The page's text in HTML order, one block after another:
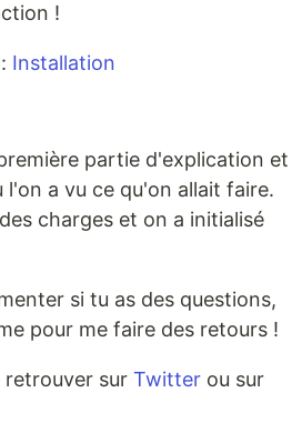
!
Installation
partie d'explication et
l'on a vu ce qu'on allait faire.
charges et on a initialisé
si tu as des questions,
pour me faire des retours !
retrouver sur Twitter ou sur